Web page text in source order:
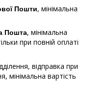
Пошти, мінімальна
Пошта, мінімальна
при повній оплаті
відправка при
мінімальна вартість